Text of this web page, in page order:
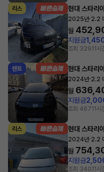
리스 현대 스타리
2025년·2.2
월
지원금
조회 32911시
렌트 현대 스타리
2024년·2.2
월
지원금
조회 46711시
리스 현대 스타리
2024년·2.2
월
지원금
조회 34011시